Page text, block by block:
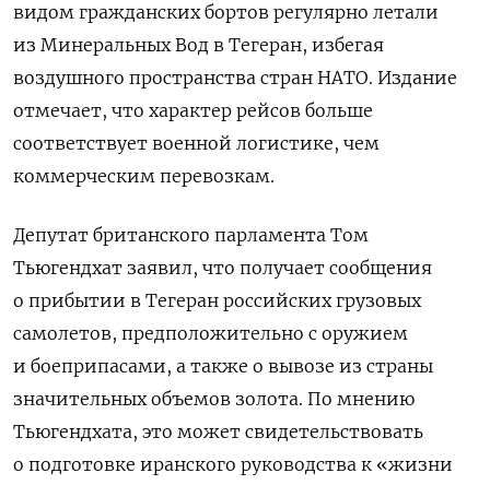
видом гражданских бортов регулярно летали
из Минеральных Вод в Тегеран, избегая
воздушного пространства стран НАТО. Издание
отмечает, что характер рейсов больше
соответствует военной логистике, чем
коммерческим перевозкам.
Депутат британского парламента Том
Тьюгендхат заявил, что получает сообщения
о прибытии в Тегеран российских грузовых
самолетов, предположительно с оружием
и боеприпасами, а также о вывозе из страны
значительных объемов золота. По мнению
Тьюгендхата, это может свидетельствовать
о подготовке иранского руководства к «жизни